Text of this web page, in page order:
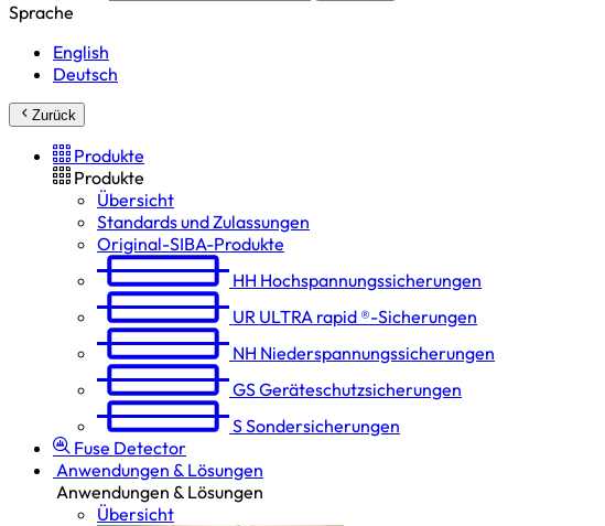
Sprache
English
Deutsch
Zurück
Produkte
Produkte
Übersicht
Standards und Zulassungen
Original-SIBA-Produkte
HH Hochspannungs­sicherungen
UR ULTRA rapid ®-Sicherungen
NH Niederspannungs­sicherungen
GSGeräteschutz­sicherungen
SSondersicherungen
Fuse Detector
Anwendungen & Lösungen
Anwendungen & Lösungen
Übersicht